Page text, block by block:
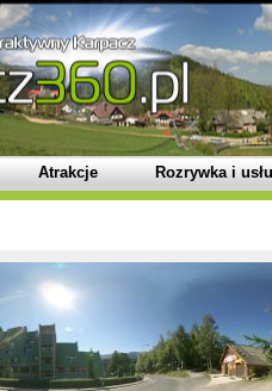
Atrakcje Rozrywka i